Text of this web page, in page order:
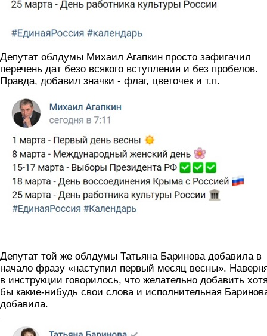
Депутат облдумы Михаил Агапкин просто зафигачил
перечень дат безо всякого вступления и без пробелов.
Правда, добавил значки - флаг, цветочек и т.п.
agapkin.png
Депутат той же облдумы Татьяна Баринова добавила в
начало фразу «наступил первый месяц весны».
в инструкции говорилось, что желательно добавить
бы какие-нибудь свои слова и исполнительная
добавила.
barinova.jpg